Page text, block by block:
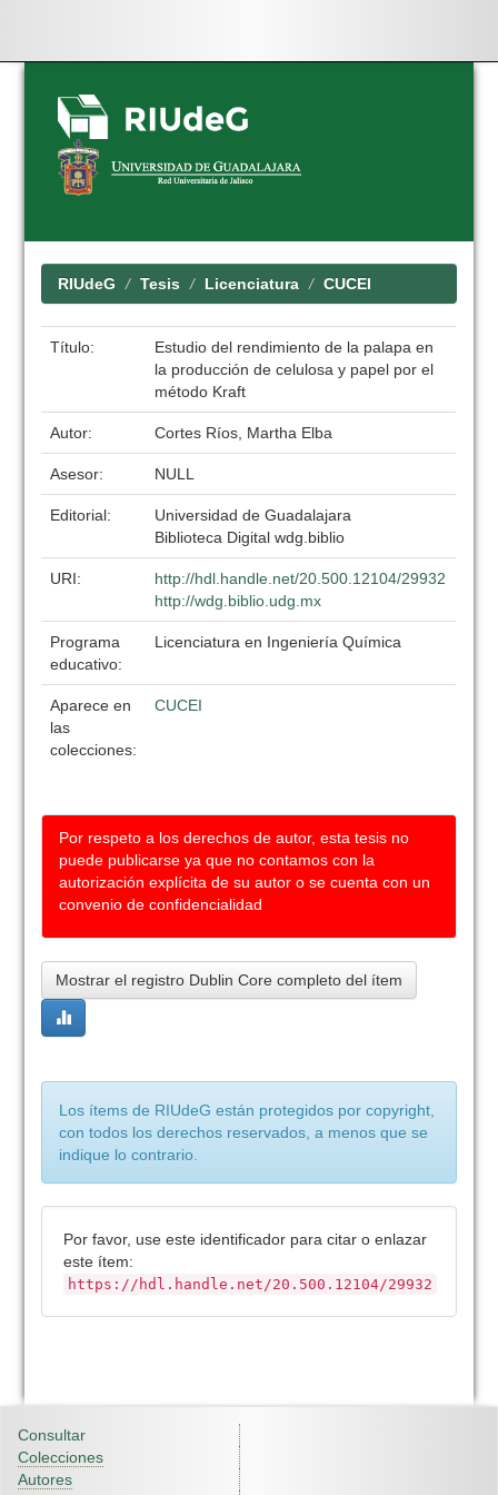
Skip
navigation
RIUdeG Tesis Licenciatura CUCEI
Título:
Estudio del rendimiento de la palapa en
la producción de celulosa y papel por el
método Kraft
Autor: Cortes Ríos, Martha Elba
Asesor: NULL
Editorial:
Universidad de Guadalajara
Biblioteca Digital wdg.biblio
URI:
http://hdl.handle.net/20.500.12104/29932
http://wdg.biblio.udg.mx
Programa
educativo:
Licenciatura en Ingeniería Química
Aparece en
las
colecciones:
CUCEI
Por respeto a los derechos de autor, esta tesis no
puede publicarse ya que no contamos con la
autorización explícita de su autor o se cuenta con un
convenio de confidencialidad
Mostrar el registro Dublin Core completo del ítem
Los ítems de RIUdeG están protegidos por copyright,
con todos los derechos reservados, a menos que se
indique lo contrario.
Por favor, use este identificador para citar o enlazar
este ítem:
https://hdl.handle.net/20.500.12104/29932
Consultar
Colecciones
Autores